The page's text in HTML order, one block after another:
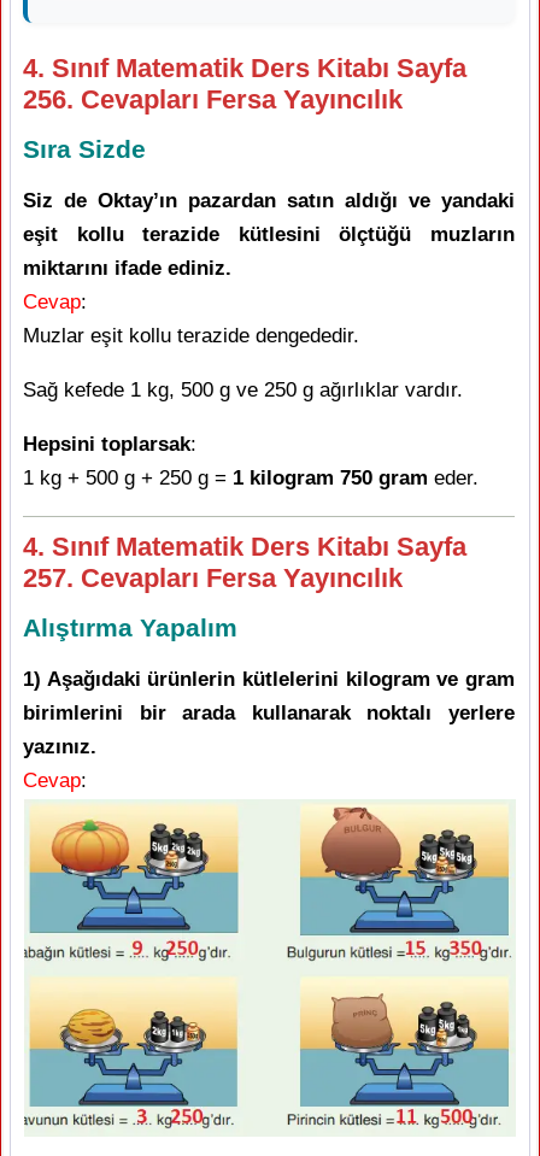
4. Sınıf Matematik Ders Kitabı Sayfa
256. Cevapları Fersa Yayıncılık
Sıra Sizde
Siz de Oktay’ın pazardan satın aldığı ve yandaki
eşit kollu terazide kütlesini ölçtüğü muzların
miktarını ifade ediniz.
Cevap:
Muzlar eşit kollu terazide dengededir.
Sağ kefede 1 kg, 500 g ve 250 g ağırlıklar vardır.
Hepsini toplarsak:
1 kg + 500 g + 250 g = 1 kilogram 750 gram eder.
4. Sınıf Matematik Ders Kitabı Sayfa
257. Cevapları Fersa Yayıncılık
Alıştırma Yapalım
1) Aşağıdaki ürünlerin kütlelerini kilogram ve gram
birimlerini bir arada kullanarak noktalı yerlere
yazınız.
Cevap: